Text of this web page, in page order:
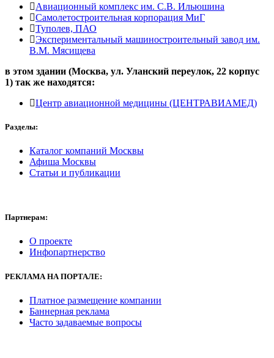
Авиационный комплекс им. С.В. Ильюшина
Самолетостроительная корпорация МиГ
Туполев, ПАО
Экспериментальный машиностроительный завод им.
В.М. Мясищева
в этом здании (Москва, ул. Уланский переулок, 22 корпус
1) так же находятся:
Центр авиационной медицины (ЦЕНТРАВИАМЕД)
Разделы:
Каталог компаний Москвы
Афиша Москвы
Статьи и публикации
Партнерам:
О проекте
Инфопартнерство
РЕКЛАМА НА ПОРТАЛЕ:
Платное размещение компании
Баннерная реклама
Часто задаваемые вопросы